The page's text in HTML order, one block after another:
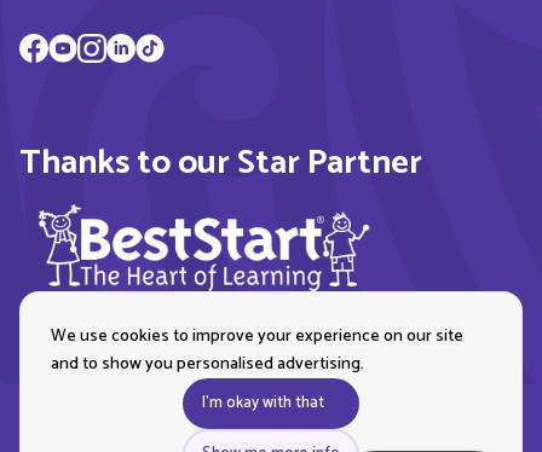
Thanks to our Star Partner
We use cookies to improve your experience on our site
and to show you personalised advertising.
I'm okay with that